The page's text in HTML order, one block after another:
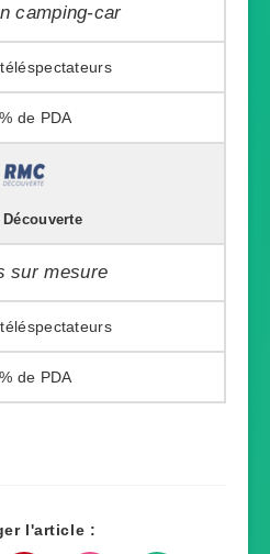
camping-car
Découverte
sur mesure
l'article :